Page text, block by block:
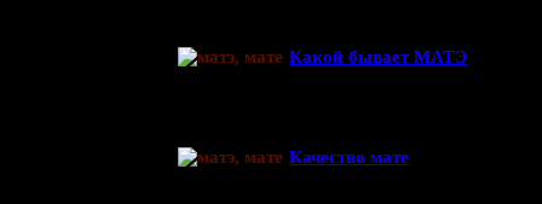
Какой бывает МАТЭ
Качество мате